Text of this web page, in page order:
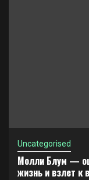
Uncategorised
Молли Блум —
жизнь и взлет к